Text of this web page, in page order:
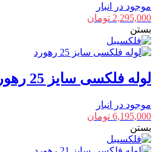
موجود در انبار
2,295,000 تومان
بستن
لوله فلکسی سایز 25 رهورد خراسان
موجود در انبار
6,195,000 تومان
بستن